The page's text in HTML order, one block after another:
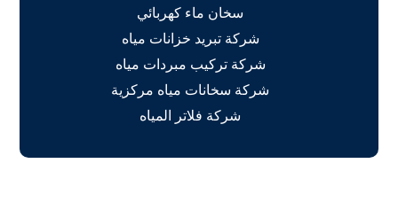
سخان ماء كهربائي
شركة تبريد خزانات مياه
شركة تركيب مبردات مياه
شركة سخانات مياه مركزية
شركة فلاتر المياه